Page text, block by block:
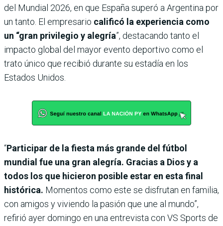
del Mundial 2026, en que España superó a Argentina por
un tanto. El empresario calificó la experiencia como
un “gran privilegio y alegría”, destacando tanto el
impacto global del mayor evento deportivo como el
trato único que recibió durante su estadía en los
Estados Unidos.
“Participar de la fiesta más grande del fútbol
mundial fue una gran alegría. Gracias a Dios y a
todos los que hicieron posible estar en esta final
histórica. Momentos como este se disfrutan en familia,
con amigos y viviendo la pasión que une al mundo”,
refirió ayer domingo en una entrevista con VS Sports de